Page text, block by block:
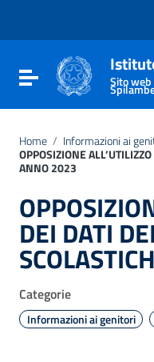
Vai al footer
Attiva / disattiva la
Sito
Home / Informazioni ai
OPPOSIZIONE
ANNO 2023
DEI DATI
Categorie
Informazioni ai genitori